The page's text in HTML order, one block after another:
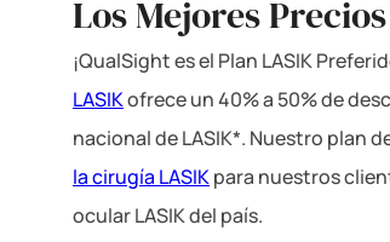
Los Mejores
¡QualSight es el Plan LASIK
LASIKofrece un 40% a 50% de
nacional de LASIK*. Nuestro plan
la cirugía LASIKpara nuestros
ocular LASIK del país.